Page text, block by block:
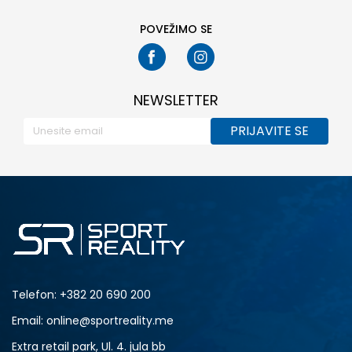
POVEŽIMO SE
NEWSLETTER
PRIJAVITE SE
Telefon: +382 20 690 200
Email: online@sportreality.me
Extra retail park, Ul. 4. jula bb